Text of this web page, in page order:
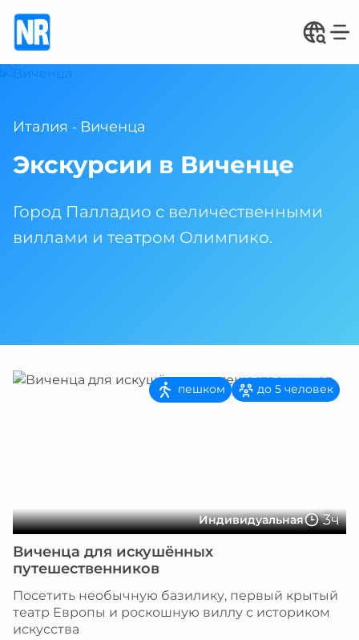
Италия - Виченца
Экскурсии в Виченце
Город Палладио с величественными
виллами и театром Олимпико.
Индивидуальная 3ч
пешком до 5 человек
Виченца для искушённых
путешественников
Посетить необычную базилику, первый крытый
театр Европы и роскошную виллу с историком
искусства